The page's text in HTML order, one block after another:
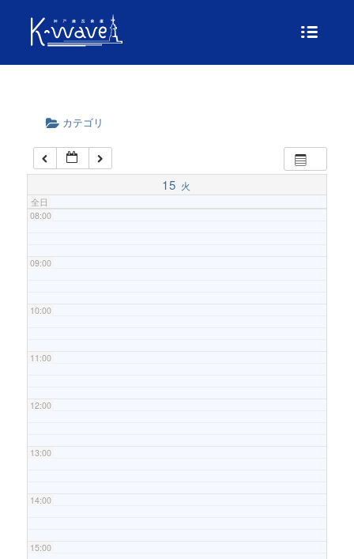
カテゴリ
15 火
全日
04:00
06:00
07:00
08:00
09:00
10:00
11:00
12:00
13:00
14:00
15:00